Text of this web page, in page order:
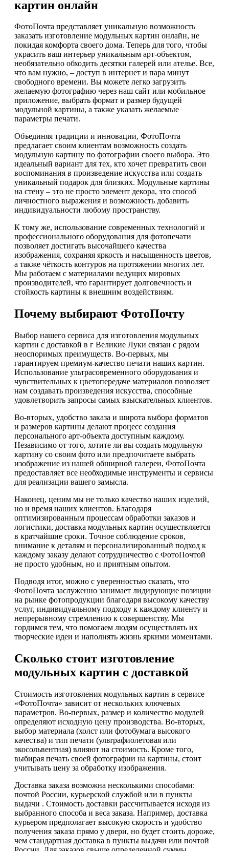
картин онлайн
ФотоПочта представляет уникальную возможность
заказать изготовление модульных картин онлайн, не
покидая комфорта своего дома. Теперь для того, чтобы
украсить ваш интерьер уникальным арт-объектом,
необязательно обходить десятки галерей или ателье. Все,
что вам нужно, – доступ в интернет и пара минут
свободного времени. Вы можете легко загрузить
желаемую фотографию через наш сайт или мобильное
приложение, выбрать формат и размер будущей
модульной картины, а также указать желаемые
параметры печати.
Объединяя традиции и инновации, ФотоПочта
предлагает своим клиентам возможность создать
модульную картину по фотографии своего выбора. Это
идеальный вариант для тех, кто хочет превратить свои
воспоминания в произведение искусства или создать
уникальный подарок для близких. Модульные картины
на стену – это не просто элемент декора, это способ
личностного выражения и возможность добавить
индивидуальности любому пространству.
К тому же, использование современных технологий и
профессионального оборудования для фотопечати
позволяет достигать высочайшего качества
изображения, сохраняя яркость и насыщенность цветов,
а также чёткость контуров на протяжении многих лет.
Мы работаем с материалами ведущих мировых
производителей, что гарантирует долговечность и
стойкость картины к внешним воздействиям.
Почему выбирают ФотоПочту
Выбор нашего сервиса для изготовления модульных
картин с доставкой в г Великие Луки связан с рядом
неоспоримых преимуществ. Во-первых, мы
гарантируем премиум-качество печати наших картин.
Использование ультрасовременного оборудования и
чувствительных к цветопередаче материалов позволяет
нам создавать произведения искусства, способные
удовлетворить запросы самых взыскательных клиентов.
Во-вторых, удобство заказа и широта выбора форматов
и размеров картины делают процесс создания
персонального арт-объекта доступным каждому.
Независимо от того, хотите ли вы создать модульную
картину со своим фото или предпочитаете выбрать
изображение из нашей обширной галереи, ФотоПочта
предоставляет все необходимые инструменты и сервисы
для реализации вашего замысла.
Наконец, ценим мы не только качество наших изделий,
но и время наших клиентов. Благодаря
оптимизированным процессам обработки заказов и
логистики, доставка модульных картин осуществляется
в кратчайшие сроки. Точное соблюдение сроков,
внимание к деталям и персонализированный подход к
каждому заказу делают сотрудничество с ФотоПочтой
не просто удобным, но и приятным опытом.
Подводя итог, можно с уверенностью сказать, что
ФотоПочта заслуженно занимает лидирующие позиции
на рынке фотопродукции благодаря высокому качеству
услуг, индивидуальному подходу к каждому клиенту и
непрерывному стремлению к совершенству. Мы
гордимся тем, что помогаем людям осуществлять их
творческие идеи и наполнять жизнь яркими моментами.
Сколько стоит изготовление
модульных картин с доставкой
Стоимость изготовления модульных картин в сервисе
«ФотоПочта» зависит от нескольких ключевых
параметров. Во-первых, размер и количество модулей
определяют исходную цену производства. Во-вторых,
выбор материала (холст или фотобумага высокого
качества) и тип печати (ультрафиолетовая или
экосольвентная) влияют на стоимость. Кроме того,
выбирая печать своей фотографии на картины, стоит
учитывать цену за обработку изображения.
Доставка заказа возможна несколькими способами:
почтой России, курьерской службой или в пункты
выдачи . Стоимость доставки рассчитывается исходя из
выбранного способа и веса заказа. Например, доставка
курьером предполагает высокую скорость и удобство
получения заказа прямо у двери, но будет стоить дороже,
чем стандартная доставка в пункты выдачи или почтой